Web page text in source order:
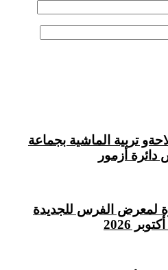
تربية الماشية بجماعة
أزمور
لمعرض الفرس للجديدة